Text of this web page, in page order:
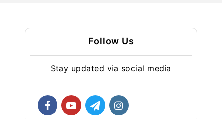
Follow Us
Stay updated via social media